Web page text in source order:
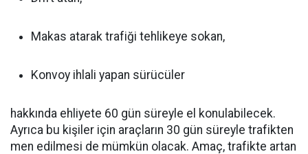
Makas atarak trafiği tehlikeye sokan,
Konvoy ihlali yapan sürücüler
hakkında ehliyete 60 gün süreyle el konulabilecek.
Ayrıca bu kişiler için araçların 30 gün süreyle trafikten
men edilmesi de mümkün olacak. Amaç, trafikte artan